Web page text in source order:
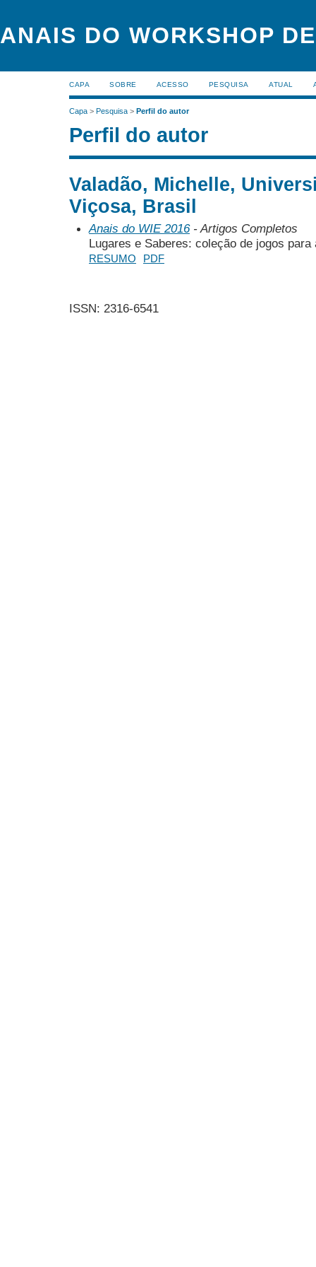
ANAIS DO WORKSHOP
CAPA SOBRE ACESSO PESQUISA ATUAL
Capa > Pesquisa > Perfil do autor
Perfil do autor
Valadão, Michelle,
Viçosa, Brasil
Anais do WIE 2016- Artigos Completos
Lugares e Saberes: coleção de jogos
RESUMO PDF
ISSN: 2316-6541